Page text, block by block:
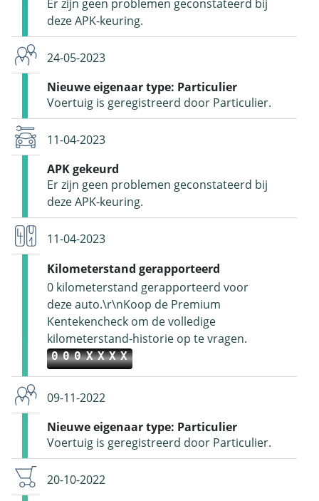
Er zijn geen problemen geconstateerd bij
deze APK-keuring.
24-05-2023
Nieuwe eigenaar type: Particulier
Voertuig is geregistreerd door Particulier.
11-04-2023
APK gekeurd
Er zijn geen problemen geconstateerd bij
deze APK-keuring.
11-04-2023
Kilometerstand gerapporteerd
0 kilometerstand gerapporteerd voor
deze auto.\r\nKoop de Premium
Kentekencheck om de volledige
kilometerstand-historie op te vragen.
000XXXX
09-11-2022
Nieuwe eigenaar type: Particulier
Voertuig is geregistreerd door Particulier.
20-10-2022